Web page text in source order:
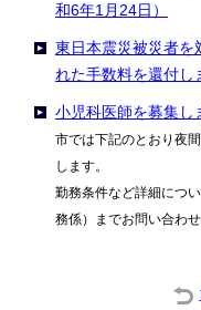
和6年1月24日）
東日本震災被災者を
れた手数料を還付し
小児科医師を募集し
市では下記のとおり夜
します。
勤務条件など詳細につ
務係）までお問い合わせ